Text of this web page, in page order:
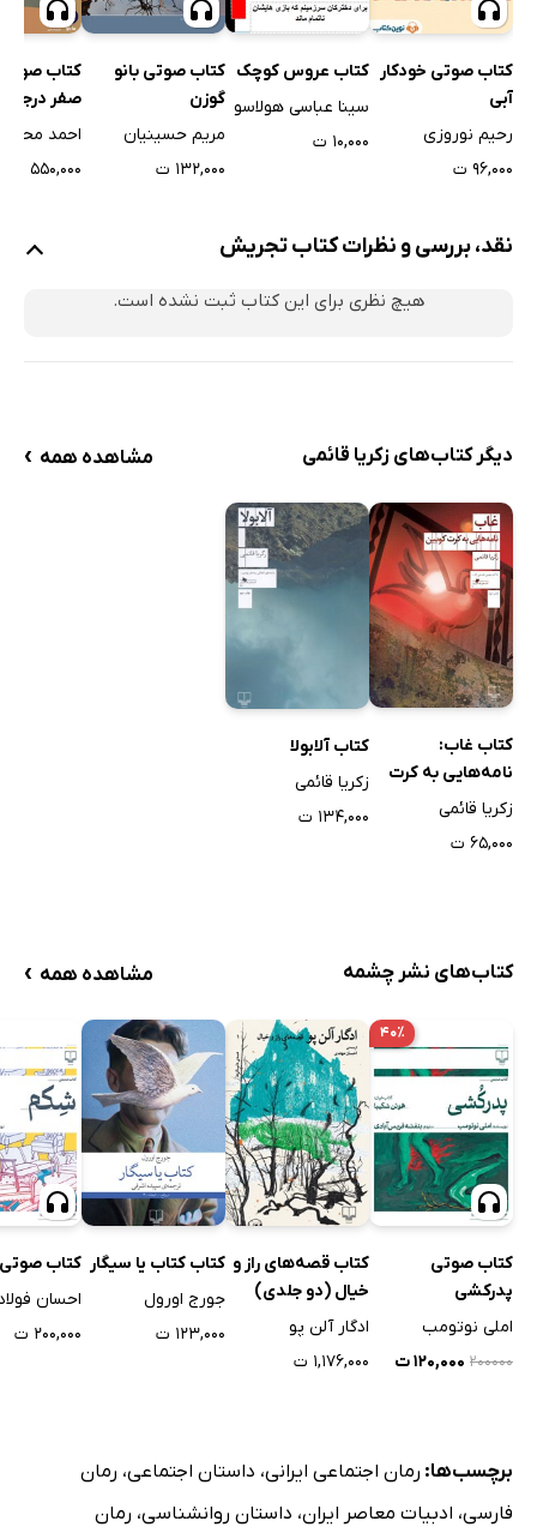
کتاب صوتی خودکار
آبی
رحیم نوروزی
۹۶,۰۰۰ ت
کتاب عروس کوچک
سینا عباسی هولاسو
۱۰,۰۰۰ ت
کتاب صوتی بانو
گوزن
مریم حسینیان
۱۳۲,۰۰۰ ت
کتاب
صفر درجه
سه جلدی)
احمد
۵۵۰,۰۰۰ ت
نقد، بررسی و نظرات کتاب تجریش
هیچ نظری برای این کتاب ثبت نشده است.
دیگر کتاب‌های زکریا قائمی مشاهده همه ›
کتاب غاب:
نامه‌هایی به کرت
کوبین
زکریا قائمی
۶۵,۰۰۰ ت
کتاب آلابولا
زکریا قائمی
۱۳۴,۰۰۰ ت
کتاب‌های نشر چشمه مشاهده همه ›
۴۰٪
کتاب صوتی
پدرکشی
املی نوتومب
۲۰۰۰۰۰ ۱۲۰,۰۰۰ ت
کتاب قصه‌های راز و
خیال (دو جلدی)
ادگار آلن پو
۱,۱۷۶,۰۰۰ ت
کتاب کتاب یا سیگار
جورج اورول
۱۲۳,۰۰۰ ت
کتاب
احسان
۲۰۰,۰۰۰ ت
برچسب‌ها: رمان اجتماعی ایرانی، داستان اجتماعی، رمان
فارسی، ادبیات معاصر ایران، داستان روانشناسی، رمان